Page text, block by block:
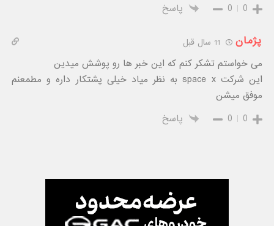
0
0 پاسخ
پژمان
می خواستم تشکر کنم که این خبر ها رو پوشش میدین
این شرکت space x به نظر میاد خیلی پشتکار داره و مطمعنم
موفق میشن
0
0 پاسخ